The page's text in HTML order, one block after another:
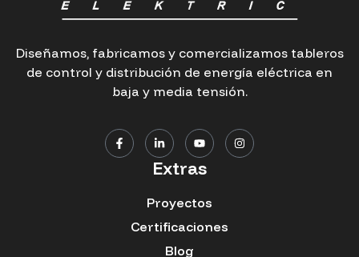
Diseñamos, fabricamos y comercializamos tableros
de control y distribución de energía eléctrica en
baja y media tensión.
Extras
Proyectos
Certificaciones
Blog